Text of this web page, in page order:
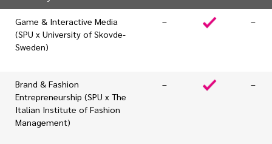
Game & Interactive Media
(SPU x University of Skovde-
Sweden)
– –
Brand & Fashion
Entrepreneurship (SPU x The
Italian Institute of Fashion
Management)
– –